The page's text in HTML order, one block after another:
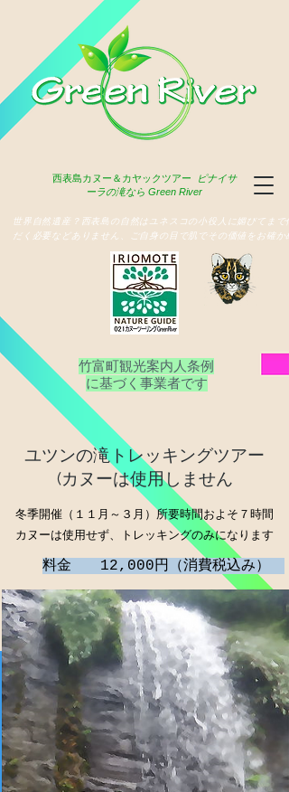
西表島カヌー＆カヤックツアー
ピナイサ
ーラの滝なら Green River
竹富町観光案内人条例
​に基づく事業者です
世界自然遺産？西表島の自然はユネスコの小役人に媚びてまで
だく必要などありません、ご自身の目で肌でその価値をお確か
ユツンの滝トレッキングツアー
(カヌーは使用しません
冬季開催（１１月～３月）所要時間およそ７時間
カヌーは使用せず、トレッキングのみになりま​す
料金 12,000円（消費税込み）